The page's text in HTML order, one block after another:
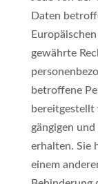
Daten
gewährte
betroffene
gängigen
erhalten. Sie
einem